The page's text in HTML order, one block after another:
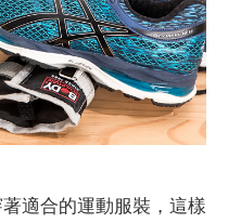
適合的運動服裝，這樣